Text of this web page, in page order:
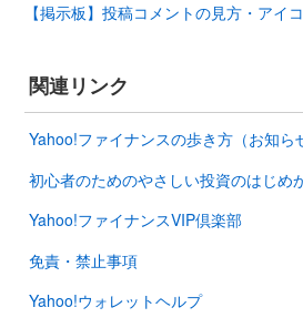
【掲示板】投稿コメントの見方・アイ
関連リンク
Yahoo!ファイナンスの歩き方（お知ら
初心者のためのやさしい投資のはじめ
Yahoo!ファイナンスVIP倶楽部
免責・禁止事項
Yahoo!ウォレットヘルプ